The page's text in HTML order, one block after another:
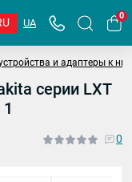
UA
0
и адаптеры к
серии LXT
0